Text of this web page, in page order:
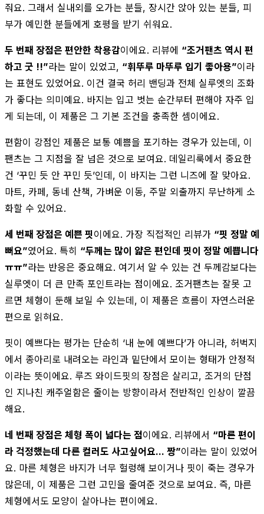
줘요. 그래서 실내외를 오가는 분들, 장시간 앉아 있는 분들, 피
부가 예민한 분들에게 호평을 받기 쉬워요.
두 번째 장점은 편안한 착용감이에요. 리뷰에 “조거팬츠 역시 편
하고 굿 !!”라는 말이 있었고, “휘뚜루 마뚜루 입기 좋아용”이라
는 표현도 있었어요. 이건 결국 허리 밴딩과 전체 실루엣의 조화
가 좋다는 의미예요. 바지는 입고 벗는 순간부터 편해야 자주 입
게 되는데, 이 제품은 그 기본 조건을 충족한 셈이에요.
편함이 강점인 제품은 보통 예쁨을 포기하는 경우가 있는데, 이
팬츠는 그 지점을 잘 넘은 것으로 보여요. 데일리룩에서 중요한
건 ‘꾸민 듯 안 꾸민 듯’인데, 이 바지는 그런 니즈에 잘 맞아요.
마트, 카페, 동네 산책, 가벼운 이동, 주말 외출까지 무난하게 소
화할 수 있어요.
세 번째 장점은 예쁜 핏이에요. 가장 직접적인 리뷰가 “핏 정말 예
뻐요”였어요. 특히 “두께는 많이 얇은 편인데 핏이 정말 예쁩니다
ㅠㅠ”라는 반응은 중요해요. 여기서 알 수 있는 건 두께감보다는
실루엣이 더 큰 만족 포인트라는 점이에요. 조거팬츠는 잘못 고
르면 체형이 둔해 보일 수 있는데, 이 제품은 흐름이 자연스러운
편으로 읽혀요.
핏이 예쁘다는 평가는 단순히 ‘내 눈에 예쁘다’가 아니라, 허벅지
에서 종아리로 내려오는 라인과 밑단에서 모이는 형태가 안정적
이라는 뜻이에요. 루즈 와이드핏의 장점은 살리고, 조거의 단점
인 지나친 캐주얼함은 줄이는 방향이라서 전반적인 인상이 깔끔
해요.
네 번째 장점은 체형 폭이 넓다는 점이에요. 리뷰에서 “마른 편이
라 걱정했는데 다른 컬러도 사고싶어요... 짱”이라는 말이 있었어
요. 마른 체형은 바지가 너무 헐렁해 보이거나 핏이 죽는 경우가
많은데, 이 제품은 그런 고민을 줄여준 것으로 보여요. 즉, 마른
체형에서도 모양이 살아나는 편이에요.